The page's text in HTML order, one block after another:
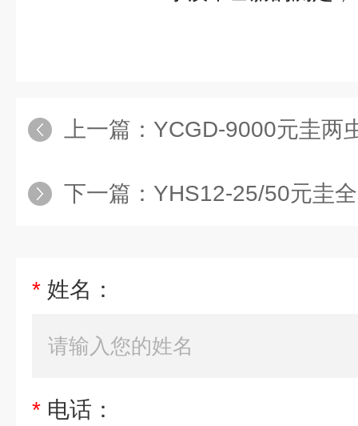
上一篇： YCGD-9000元圭两虫
下一篇： YHS12-25/50元圭
* 姓名：
* 电话：